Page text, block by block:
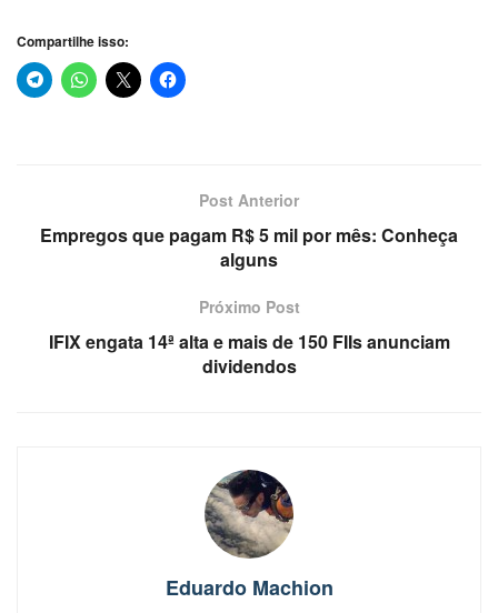
Compartilhe isso:
Post Anterior
Empregos que pagam R$ 5 mil por mês: Conheça
alguns
Próximo Post
IFIX engata 14ª alta e mais de 150 FIIs anunciam
dividendos
Eduardo Machion